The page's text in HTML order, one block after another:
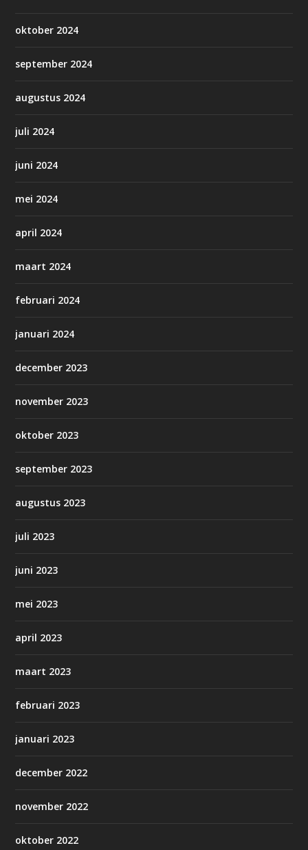
oktober 2024
september 2024
augustus 2024
juli 2024
juni 2024
mei 2024
april 2024
maart 2024
februari 2024
januari 2024
december 2023
november 2023
oktober 2023
september 2023
augustus 2023
juli 2023
juni 2023
mei 2023
april 2023
maart 2023
februari 2023
januari 2023
december 2022
november 2022
oktober 2022